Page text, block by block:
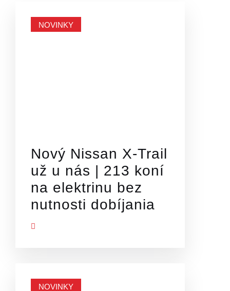
NOVINKY
Nový Nissan X-Trail
už u nás | 213 koní
na elektrinu bez
nutnosti dobíjania
NOVINKY